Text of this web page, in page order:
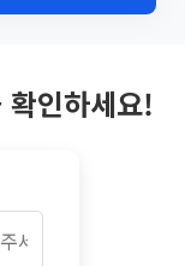
확인하세요!